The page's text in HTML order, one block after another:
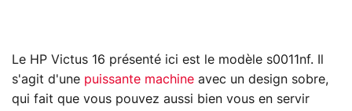
Le HP Victus 16 présenté ici est le modèle s0011nf. Il
s'agit d'une puissante machine avec un design sobre,
qui fait que vous pouvez aussi bien vous en servir